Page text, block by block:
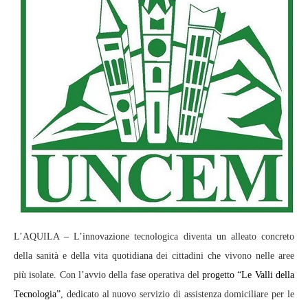
L’AQUILA – L’innovazione tecnologica diventa un alleato concreto
della sanità e della vita quotidiana dei cittadini che vivono nelle aree
più isolate. Con l’avvio della fase operativa del progetto “Le Valli della
Tecnologia”, dedicato al nuovo servizio di assistenza domiciliare per le